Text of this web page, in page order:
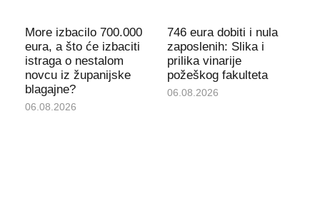
More izbacilo 700.000
eura, a što će izbaciti
istraga o nestalom
novcu iz županijske
blagajne?
06.08.2026
746 eura dobiti i nula
zaposlenih: Slika i
prilika vinarije
požeškog fakulteta
06.08.2026